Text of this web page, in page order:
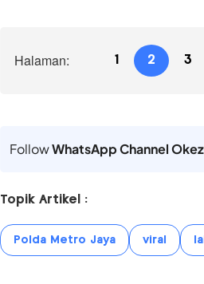
Halaman: 1 2 3
FollowWhatsApp Channel
Topik Artikel :
Polda Metro Jaya viral